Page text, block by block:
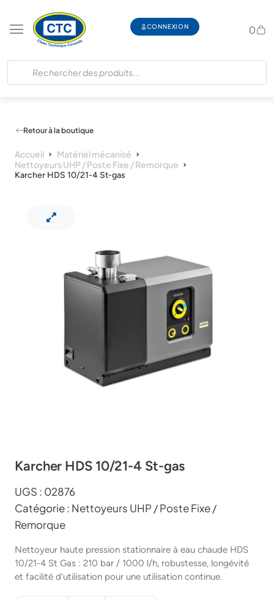
CONNEXION 0
Retour à la boutique
Accueil
Matériel mécanisé
Nettoyeurs UHP / Poste Fixe / Remorque
Karcher HDS 10/21-4 St-gas
Karcher HDS 10/21-4 St-gas
UGS : 02876
Catégorie : Nettoyeurs UHP / Poste Fixe /
Remorque
Nettoyeur haute pression stationnaire à eau chaude HDS
10/21-4 St Gas : 210 bar / 1000 l/h, robustesse, longévité
et facilité d’utilisation pour une utilisation continue.